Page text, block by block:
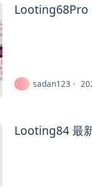
Looting68Pro
sadan123
Looting84 最